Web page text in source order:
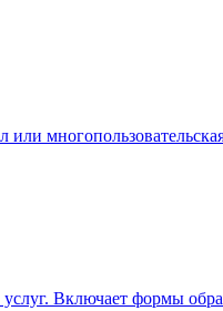
Включает формы